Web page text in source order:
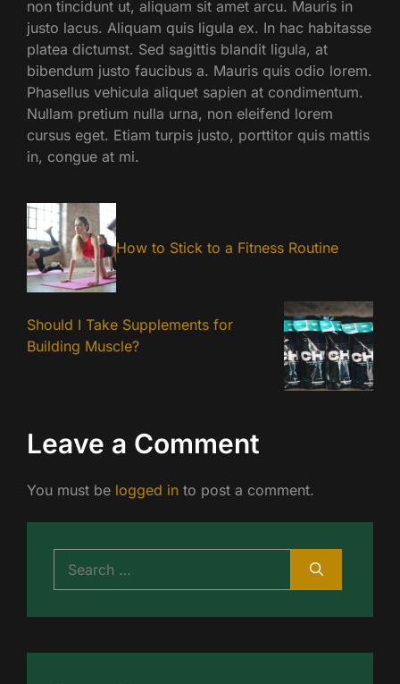
non tincidunt ut, aliquam sit amet arcu. Mauris in
justo lacus. Aliquam quis ligula ex. In hac habitasse
platea dictumst. Sed sagittis blandit ligula, at
bibendum justo faucibus a. Mauris quis odio lorem.
Phasellus vehicula aliquet sapien at condimentum.
Nullam pretium nulla urna, non eleifend lorem
cursus eget. Etiam turpis justo, porttitor quis mattis
in, congue at mi.
How to Stick to a Fitness Routine
Should I Take Supplements for
Building Muscle?
Leave a Comment
You must be logged in to post a comment.
for: